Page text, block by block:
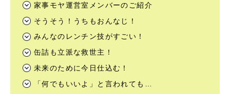
家事モヤ運営室メンバーのご紹介
そうそう！うちもおんなじ！
みんなのレンチン技がすごい！
缶詰も立派な救世主！
未来のために今日仕込む！
「何でもいいよ」と言われても…